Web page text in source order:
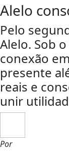
Alelo
Pelo
Alelo. Sob
conexão
presente
reais e
unir
Por